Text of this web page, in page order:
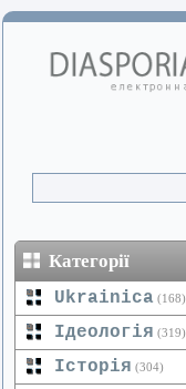
Категорії
Ukrainica (168)
Ідеологія (319)
Історія (304)